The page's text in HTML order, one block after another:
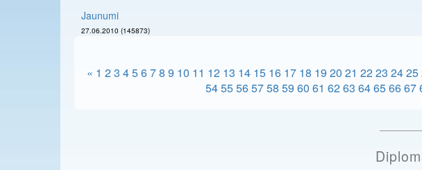
Jaunumi
27.06.2010 (145873)
« 1 23 45678 9 10 11 12 13 14 15 16 17 18 19 20 21 2223 2425
5455565758 59 60 61 6263 64656667